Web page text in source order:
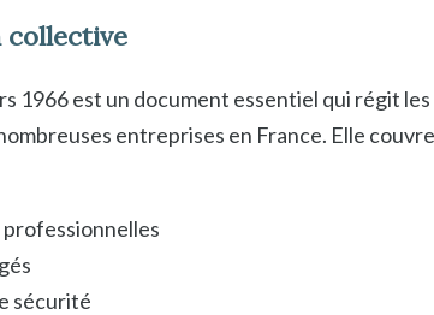
collective
1966 est un document essentiel qui régit
entreprises en France. Elle
professionnelles
sécurité